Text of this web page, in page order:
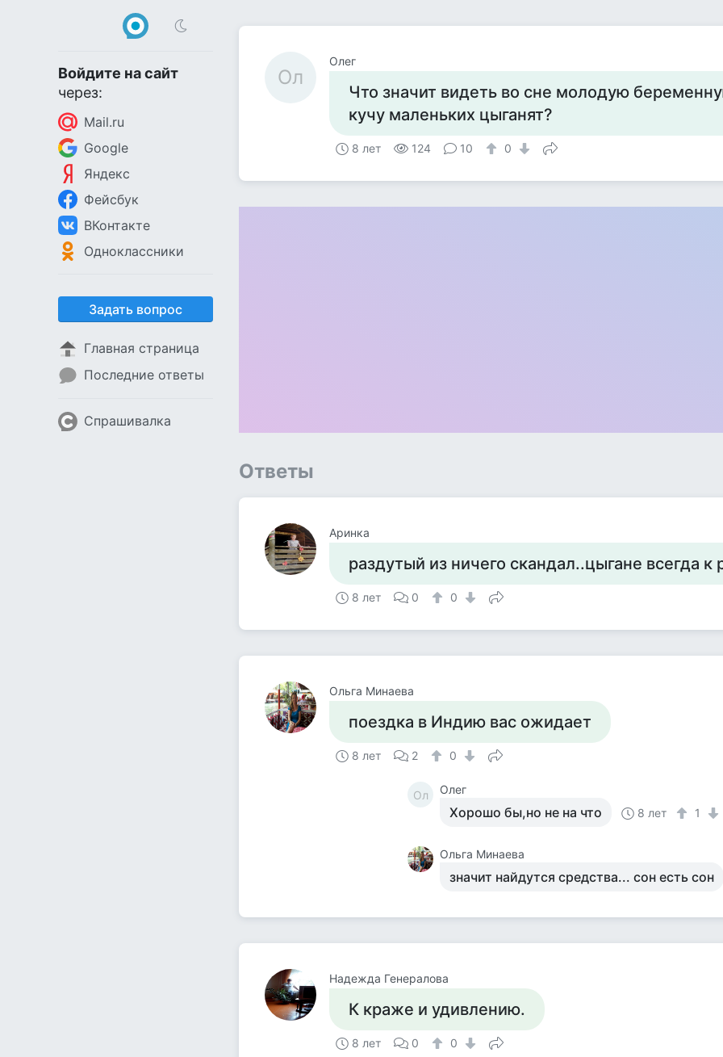
Войдите на сайт
через:
Mail.ru
Google
Яндекс
Фейсбук
ВКонтакте
Одноклассники
Задать вопрос
Главная страница
Последние ответы
Спрашивалка
Ол
Олег
Что значит видеть во сне молодую
кучу маленьких цыганят?
8 лет 124 10 0
Ответы
Аринка
раздутый из ничего скандал..цыгане всегда к
8 лет 0 0
Ольга Минаева
поездка в Индию вас ожидает
8 лет 2 0
Ол Олег
Хорошо бы,но не на что 8 лет 1
Ольга Минаева
значит найдутся средства... сон есть сон
Надежда Генералова
К краже и удивлению.
8 лет 0 0